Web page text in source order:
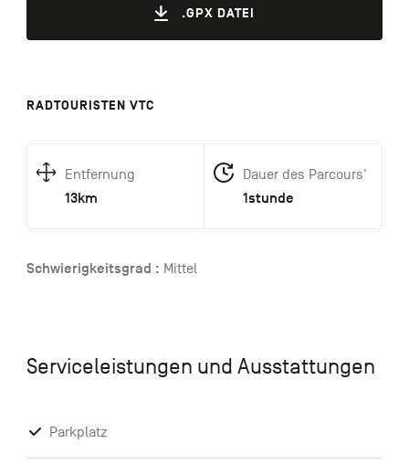
.GPX DATEI
RADTOURISTEN VTC
Entfernung
13km
Dauer des Parcours'
1stunde
Schwierigkeitsgrad : Mittel
Serviceleistungen und Ausstattungen
Parkplatz